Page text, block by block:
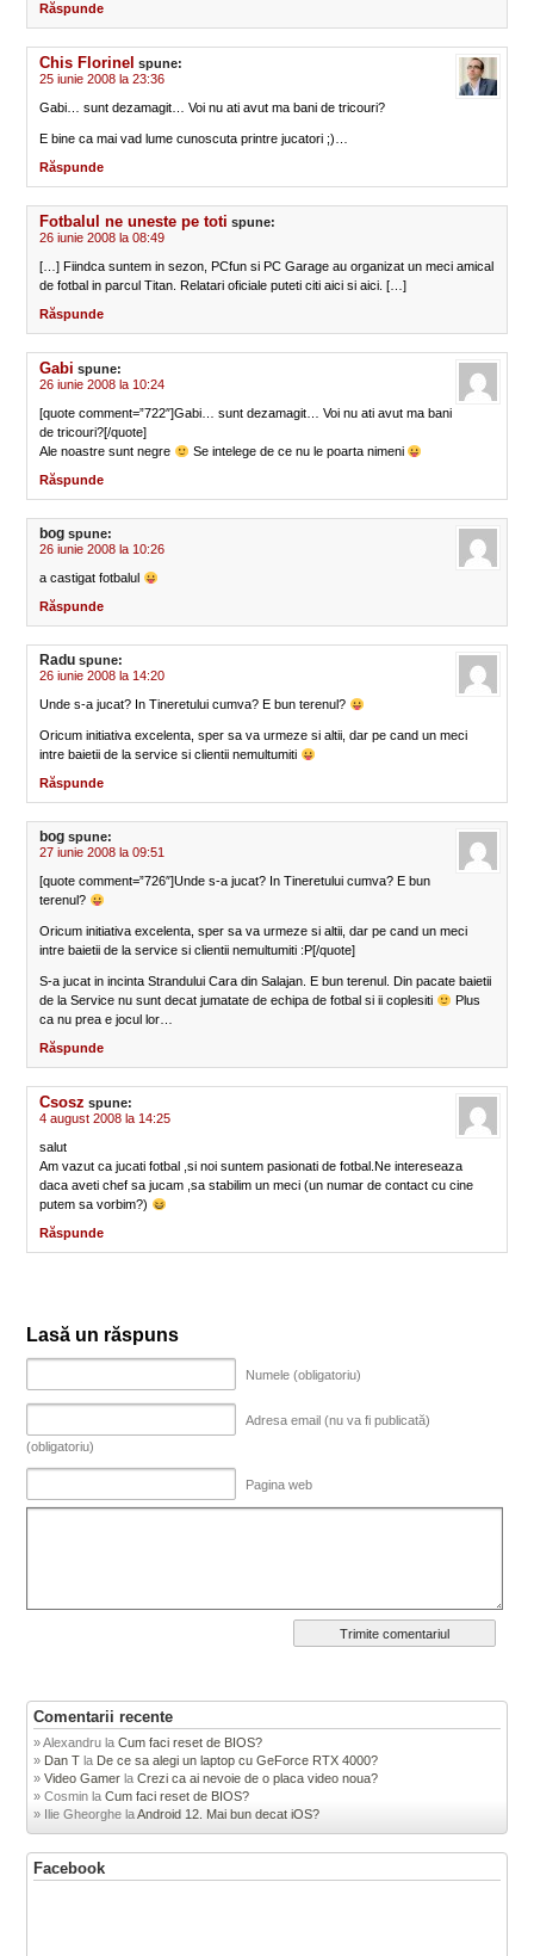
Răspunde
Chis Florinel
spune:
25 iunie 2008 la 23:36
Gabi… sunt dezamagit… Voi nu ati avut ma bani de tricouri?
E bine ca mai vad lume cunoscuta printre jucatori ;)…
Răspunde
Fotbalul ne uneste pe toti spune:
26 iunie 2008 la 08:49
[…] Fiindca suntem in sezon, PCfun si PC Garage au organizat un meci amical
de fotbal in parcul Titan. Relatari oficiale puteti citi aici si aici. […]
Răspunde
Gabi spune:
26 iunie 2008 la 10:24
[quote comment=”722″]Gabi… sunt dezamagit… Voi nu ati avut ma bani
de tricouri?[/quote]
Ale noastre sunt negre
Se intelege de ce nu le poarta nimeni
Răspunde
bog spune:
26 iunie 2008 la 10:26
a castigat fotbalul
Răspunde
Radu spune:
26 iunie 2008 la 14:20
Unde s-a jucat? In Tineretului cumva? E bun terenul?
Oricum initiativa excelenta, sper sa va urmeze si altii, dar pe cand un meci
intre baietii de la service si clientii nemultumiti
Răspunde
bog spune:
27 iunie 2008 la 09:51
[quote comment=”726″]Unde s-a jucat? In Tineretului cumva? E bun
terenul?
Oricum initiativa excelenta, sper sa va urmeze si altii, dar pe cand un meci
intre baietii de la service si clientii nemultumiti :P[/quote]
S-a jucat in incinta Strandului Cara din Salajan. E bun terenul. Din pacate baietii
de la Service nu sunt decat jumatate de echipa de fotbal si ii coplesiti
Plus
ca nu prea e jocul lor…
Răspunde
Csosz spune:
4 august 2008 la 14:25
salut
Am vazut ca jucati fotbal ,si noi suntem pasionati de fotbal.Ne intereseaza
daca aveti chef sa jucam ,sa stabilim un meci (un numar de contact cu cine
putem sa vorbim?)
Răspunde
Lasă un răspuns
Numele (obligatoriu)
Adresa email (nu va fi publicată)
(obligatoriu)
Pagina web
Comentarii recente
Alexandru laCum faci reset de BIOS?
Dan T la De ce sa alegi un laptop cu GeForce RTX 4000?
Video Gamer laCrezi ca ai nevoie de o placa video noua?
Cosmin laCum faci reset de BIOS?
Ilie Gheorghe laAndroid 12. Mai bun decat iOS?
Facebook